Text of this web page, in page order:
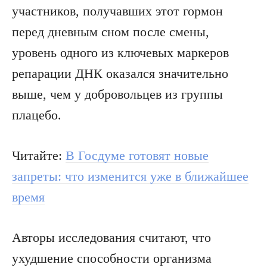
участников, получавших этот гормон
перед дневным сном после смены,
уровень одного из ключевых маркеров
репарации ДНК оказался значительно
выше, чем у добровольцев из группы
плацебо.
Читайте: В Госдуме готовят новые
запреты: что изменится уже в ближайшее
время
Авторы исследования считают, что
ухудшение способности организма